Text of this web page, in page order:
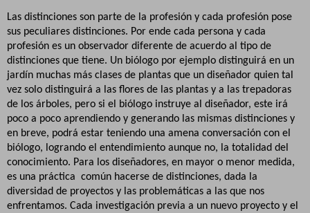
Las distinciones son parte de la profesión y cada profesión pose
sus peculiares distinciones. Por ende cada persona y cada
profesión es un observador diferente de acuerdo al tipo de
distinciones que tiene. Un biólogo por ejemplo distinguirá en un
jardín muchas más clases de plantas que un diseñador quien tal
vez solo distinguirá a las flores de las plantas y a las trepadoras
de los árboles, pero si el biólogo instruye al diseñador, este irá
poco a poco aprendiendo y generando las mismas distinciones y
en breve, podrá estar teniendo una amena conversación con el
biólogo, logrando el entendimiento aunque no, la totalidad del
conocimiento. Para los diseñadores, en mayor o menor medida,
es una práctica común hacerse de distinciones, dada la
diversidad de proyectos y las problemáticas a las que nos
enfrentamos. Cada investigación previa a un nuevo proyecto y el